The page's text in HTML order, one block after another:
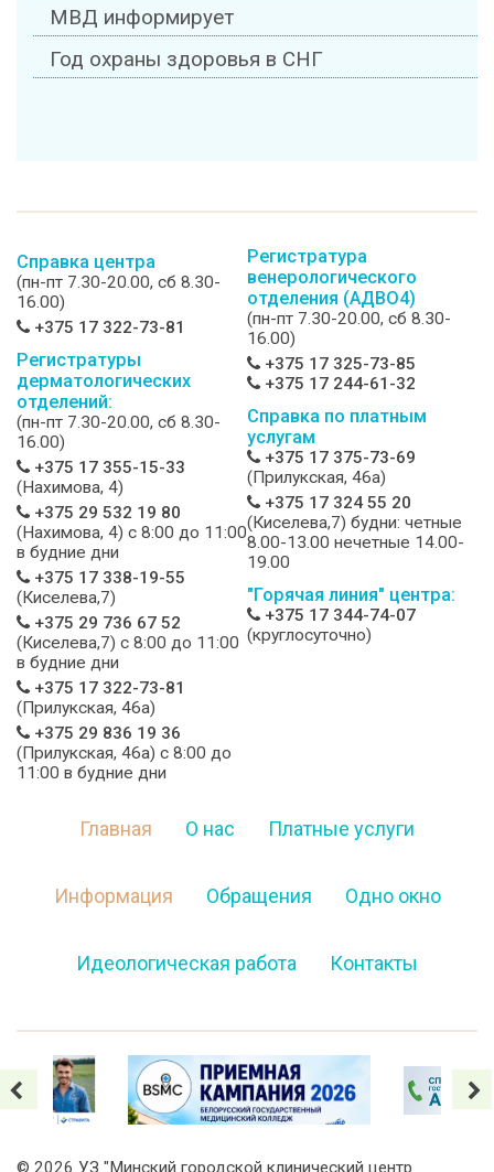
МВД информирует
Год охраны здоровья в СНГ
Справка центра
(пн-пт 7.30-20.00, сб 8.30-
16.00)
+375 17 322-73-81
Регистратуры
дерматологических
отделений:
(пн-пт 7.30-20.00, сб 8.30-
16.00)
+375 17 355-15-33
(Нахимова, 4)
+375 29 532 19 80
(Нахимова, 4) c 8:00 до 11:00
в будние дни
+375 17 338-19-55
(Киселева,7)
+375 29 736 67 52
(Киселева,7) c 8:00 до 11:00
в будние дни
+375 17 322-73-81
(Прилукская, 46а)
+375 29 836 19 36
(Прилукская, 46а) c 8:00 до
11:00 в будние дни
Регистратура
венерологического
отделения (АДВО4)
(пн-пт 7.30-20.00, сб 8.30-
16.00)
+375 17 325-73-85
+375 17 244-61-32
Справка по платным
услугам
+375 17 375-73-69
(Прилукская, 46а)
+375 17 324 55 20
(Киселева,7) будни: четные
8.00-13.00 нечетные 14.00-
19.00
"Горячая линия" центра:
+375 17 344-74-07
(круглосуточно)
Главная О нас Платные услуги
Информация Обращения Одно окно
Идеологическая работа Контакты
© 2026 УЗ "Минский городской клинический центр